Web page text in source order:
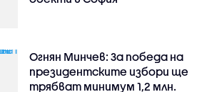
Огнян Минчев: За победа на
президентските избори ще
трябват минимум 1,2 млн.